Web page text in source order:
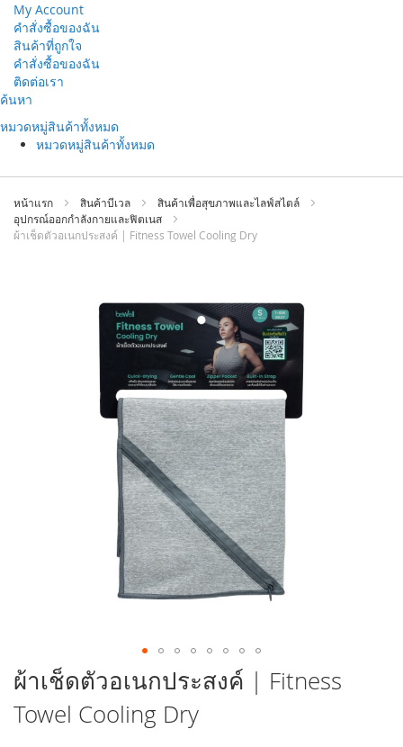
My Account
คำสั่งซื้อของฉัน
สินค้าที่ถูกใจ
คำสั่งซื้อของฉัน
ติดต่อเรา
ข้าม
ที่
เนื้อหา
ค้นหา
หมวดหมู่สินค้าทั้งหมด
หมวดหมู่สินค้าทั้งหมด
หน้าแรก สินค้าบีเวล
สินค้าเพื่อสุขภาพและไลฟ์สไตล์
อุปกรณ์ออกกำลังกายและฟิตเนส
ผ้าเช็ดตัวอเนกประสงค์ | Fitness Towel Cooling Dry
ข้าม
ไป
ที่
ส่วน
ผ้าเช็ดตัวอเนกประสงค์ | Fitness
Towel Cooling Dry